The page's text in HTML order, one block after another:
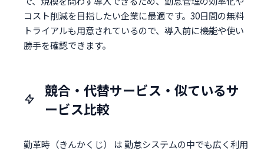
コスト削減を目指したい企業に最適です。30日間の無料
トライアルも用意されているので、導入前に機能や使い
勝手を確認できます。
競合・代替サービス・似ているサ
ービス比較
勤革時（きんかくじ） は 勤怠システムの中でも広く利用